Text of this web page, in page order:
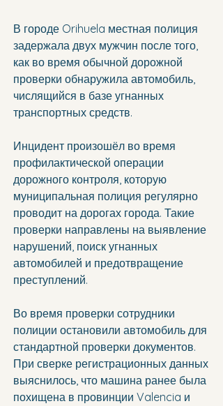
В городе Orihuela местная полиция
задержала двух мужчин после того,
как во время обычной дорожной
проверки обнаружила автомобиль,
числящийся в базе угнанных
транспортных средств.
Инцидент произошёл во время
профилактической операции
дорожного контроля, которую
муниципальная полиция регулярно
проводит на дорогах города. Такие
проверки направлены на выявление
нарушений, поиск угнанных
автомобилей и предотвращение
преступлений.
Во время проверки сотрудники
полиции остановили автомобиль для
стандартной проверки документов.
При сверке регистрационных данных
выяснилось, что машина ранее была
похищена в провинции Valencia и